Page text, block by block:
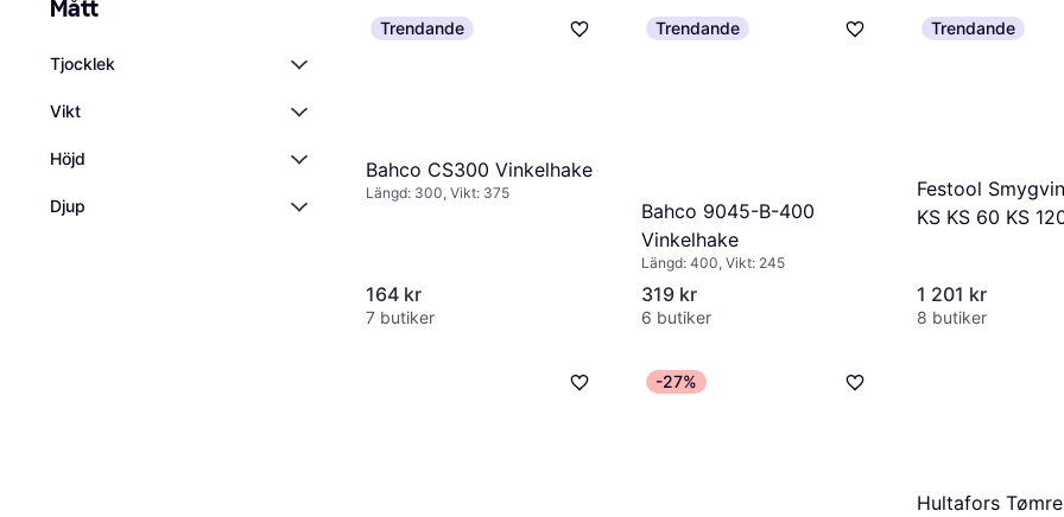
Mått
Tjocklek
Vikt
Höjd
Djup
Trendande
Bahco CS300 Vinkelhake
Längd: 300, Vikt: 375
164 kr
7 butiker
Trendande
Bahco 9045-B-400
Vinkelhake
Längd: 400, Vikt: 245
319 kr
6 butiker
Trendande
Festool
KS KS 60 KS
1 201 kr
8 butiker
-27%
Hultafors